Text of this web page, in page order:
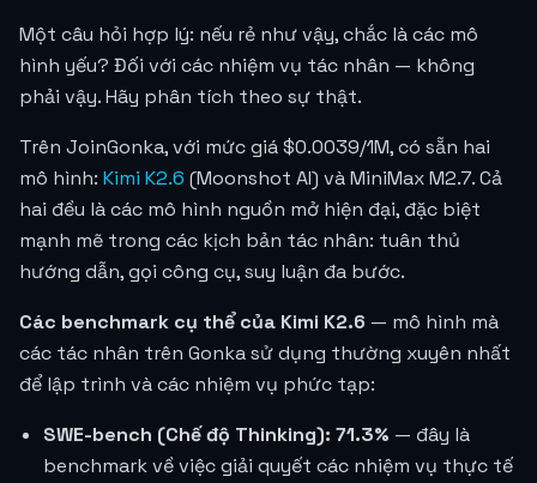
Một câu hỏi hợp lý: nếu rẻ như vậy, chắc là các mô
hình yếu? Đối với các nhiệm vụ tác nhân — không
phải vậy. Hãy phân tích theo sự thật.
Trên JoinGonka, với mức giá$0.0039/1M, có sẵn hai
mô hình: Kimi K2.6 (Moonshot AI) và MiniMax M2.7. Cả
hai đều là các mô hình nguồn mở hiện đại, đặc biệt
mạnh mẽ trong các kịch bản tác nhân: tuân thủ
hướng dẫn, gọi công cụ, suy luận đa bước.
Các benchmark cụ thể của Kimi K2.6 — mô hình mà
các tác nhân trên Gonka sử dụng thường xuyên nhất
để lập trình và các nhiệm vụ phức tạp:
SWE-bench (Chế độ Thinking): 71.3% — đây là
benchmark về việc giải quyết các nhiệm vụ thực tế